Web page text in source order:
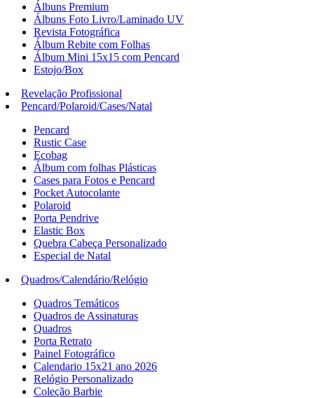
Álbuns Premium
Álbuns Foto Livro/Laminado UV
Revista Fotográfica
Álbum Rebite com Folhas
Álbum Mini 15x15 com Pencard
Estojo/Box
Revelação Profissional
Pencard/Polaroid/Cases/Natal
Pencard
Rustic Case
Ecobag
Álbum com folhas Plásticas
Cases para Fotos e Pencard
Pocket Autocolante
Polaroid
Porta Pendrive
Elastic Box
Quebra Cabeça Personalizado
Especial de Natal
Quadros/Calendário/Relógio
Quadros Temáticos
Quadros de Assinaturas
Quadros
Porta Retrato
Painel Fotográfico
Calendario 15x21 ano 2026
Relógio Personalizado
Coleção Barbie